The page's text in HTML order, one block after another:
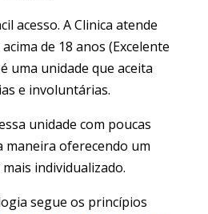
acesso. A Clinica atende
de 18 anos (Excelente
uma unidade que aceita
e involuntárias.
unidade com poucas
maneira oferecendo um
individualizado.
segue os princípios